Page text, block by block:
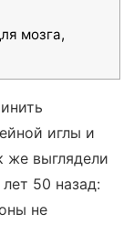
мозга,
иглы и
же выглядели
50 назад:
не